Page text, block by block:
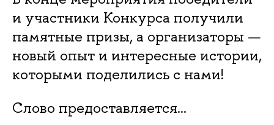
и участники Конкурса получили
памятные призы, а организаторы —
новый опыт и интересные истории,
которыми поделились с нами!
Слово предоставляется…